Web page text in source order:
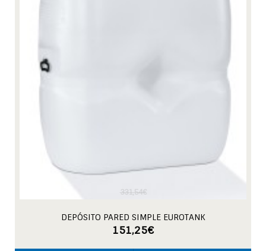
DEPÓSITO PARED SIMPLE EUROTANK
331,54€
151,25€